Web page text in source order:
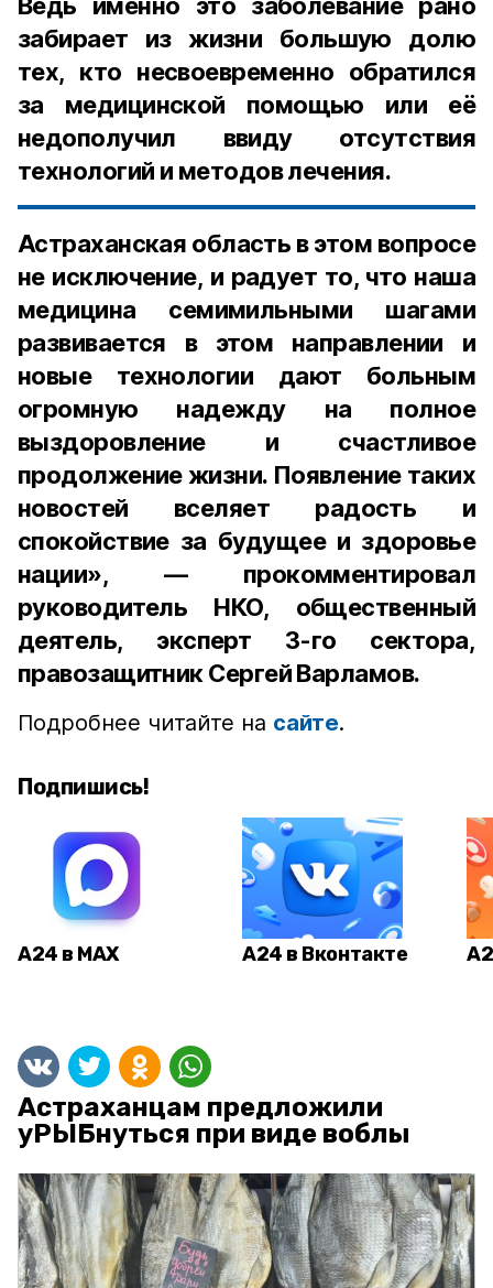
забирает из жизни большую долю
тех, кто несвоевременно обратился
за медицинской помощью или её
недополучил ввиду отсутствия
технологий и методов лечения.
Астраханская область в этом вопросе
не исключение, и радует то, что наша
медицина семимильными шагами
развивается в этом направлении и
новые технологии дают больным
огромную надежду на полное
выздоровление и счастливое
продолжение жизни. Появление таких
новостей вселяет радость и
спокойствие за будущее и здоровье
нации», — прокомментировал
руководитель НКО, общественный
деятель, эксперт 3-го сектора,
правозащитник Сергей Варламов.
Подробнее читайте на сайте.
Подпишись!
А24 в MAX А24 в Вконтакте
Астраханцам предложили
уРЫБнуться при виде воблы